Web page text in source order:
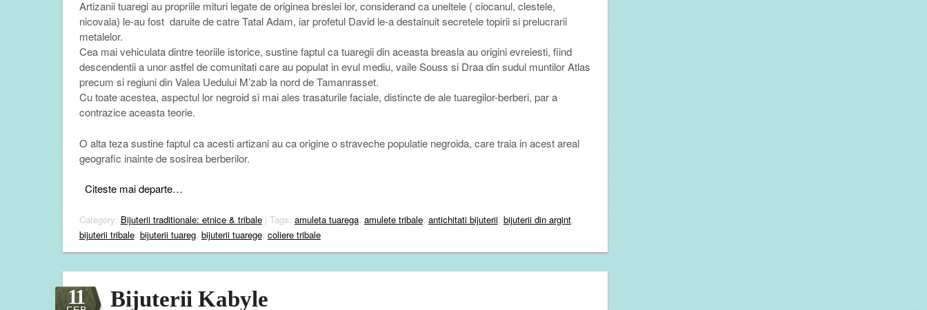
Artizanii tuaregi au propriile mituri legate de originea breslei lor, considerand ca uneltele ( ciocanul, clestele,
nicovala) le-au fost daruite decatre Tatal Adam, iar profetul David le-a destainuit secretele topirii si prelucrarii
metalelor.
Cea mai vehiculata dintre teoriile istorice, sustine faptul ca tuaregii din aceasta breasla au origini evreiesti, fiind
descendentiia unor astfel de comunitati care au populat in evul mediu, vaile Souss si Draadin sudul muntilor Atlas
precum si regiunidin Valea Uedului M’zab la nord de Tamanrasset.
Cu toate acestea, aspectul lor negroid si mai ales trasaturile faciale, distincte de ale tuaregilor-berberi, par a
contrazice aceasta teorie.
O alta teza sustine faptul ca acesti artizani au ca origine o straveche populatie negroida, care traia in acest areal
geografic inainte de sosirea berberilor.
Citeste mai departe…
Category: Bijuterii traditionale: etnice & tribale| Tags: amuleta tuarega, amulete tribale, antichitati bijuterii, bijuterii din argint,
bijuterii tribale, bijuterii tuareg, bijuterii tuarege, coliere tribale
Bijuterii Kabyle
11